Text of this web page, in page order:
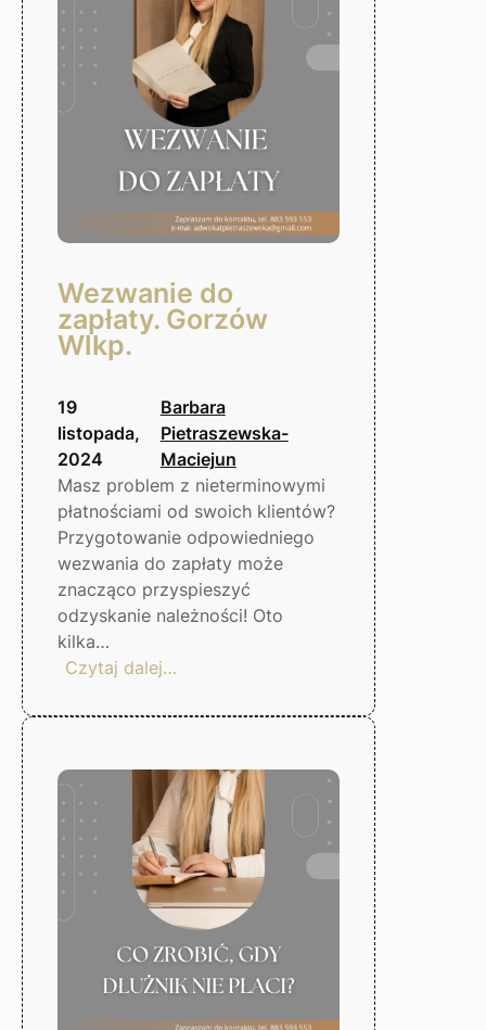
Wlkp.
Wezwanie do
zapłaty. Gorzów
Wlkp.
19
listopada,
2024
Barbara
Pietraszewska-
Maciejun
Masz problem z nieterminowymi
płatnościami od swoich klientów?
Przygotowanie odpowiedniego
wezwania do zapłaty może
znacząco przyspieszyć
odzyskanie należności! Oto
kilka…
Czytaj dalej…
do
Gorzów
Wlkp.